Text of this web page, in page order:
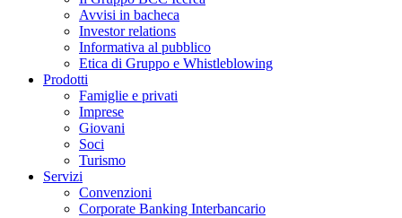
Avvisi in bacheca
Investor relations
Informativa al pubblico
Etica di Gruppo e Whistleblowing
Prodotti
Famiglie e privati
Imprese
Giovani
Soci
Turismo
Servizi
Convenzioni
Corporate Banking Interbancario